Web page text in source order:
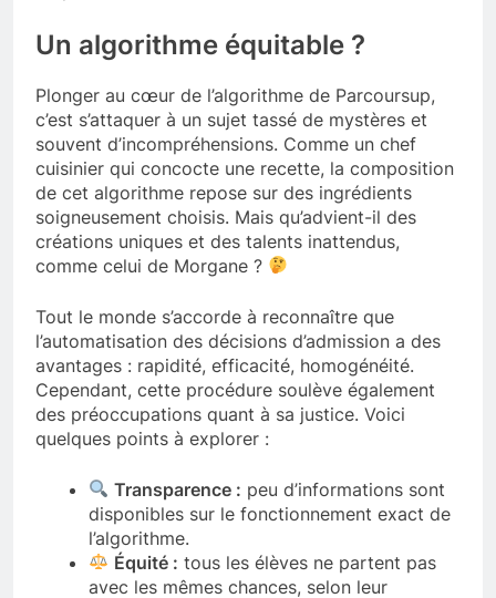
Un algorithme équitable ?
Plonger au cœur de l’algorithme de Parcoursup,
c’est s’attaquer à un sujet tassé de mystères et
souvent d’incompréhensions. Comme un chef
cuisinier qui concocte une recette, la composition
de cet algorithme repose sur des ingrédients
soigneusement choisis. Mais qu’advient-il des
créations uniques et des talents inattendus,
comme celui de Morgane ?
Tout le monde s’accorde à reconnaître que
l’automatisation des décisions d’admission a des
avantages : rapidité, efficacité, homogénéité.
Cependant, cette procédure soulève également
des préoccupations quant à sa justice. Voici
quelques points à explorer :
Transparence : peu d’informations sont
disponibles sur le fonctionnement exact de
l’algorithme.
Équité : tous les élèves ne partent pas
avec les mêmes chances, selon leur